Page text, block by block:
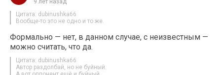
9 лет назад
Цитата: dubinushka66
Вообще-то это не одно и то же.
Формально — нет, в данном случае, с неизвестным —
можно считать, что да.
Цитата: dubinushka66
Автор раздолбай, но не буйный.